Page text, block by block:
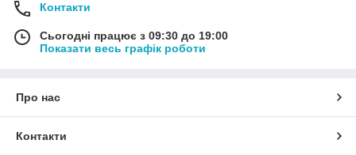
Контакти
Сьогодні працює з 09:30 до 19:00
Показати весь графік роботи
Про нас
Контакти